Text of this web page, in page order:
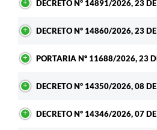
DECRETO Nº 14891/2026, 23
DECRETO Nº 14860/2026, 23
PORTARIA Nº 11688/2026, 23
DECRETO Nº 14350/2026, 08
DECRETO Nº 14346/2026, 07